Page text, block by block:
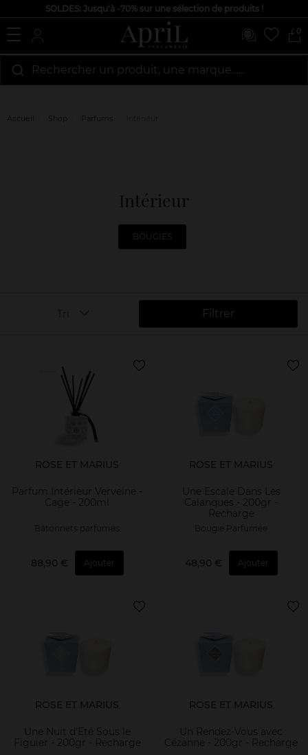
SOLDES: Jusqu'à -70% sur une sélection de produits !
0
Rechercher un produit, une marque…...
Accueil Shop Parfums
Intérieur
BOUGIES
Filtrer
Tri
ROSE ET MARIUS
Parfum Intérieur Verveine -
Cage - 200ml
Bâtonnets parfumés
88,90 € Ajouter
ROSE ET MARIUS
Une Escale Dans Les
Calanques - 200gr -
Recharge
Bougie Parfumée
48,90 € Ajouter
ROSE ET MARIUS
Une Nuit d'Eté Sous le
Figuier - 200gr - Recharge
ROSE ET MARIUS
Un Rendez-Vous avec
Cézanne - 200gr - Recharge